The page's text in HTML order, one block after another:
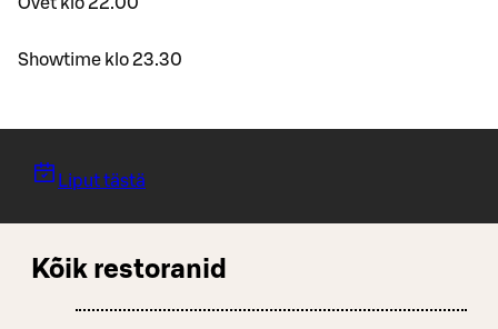
Ovet klo 22.00
Showtime klo 23.30
Liput tästä
Kõik restoranid